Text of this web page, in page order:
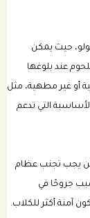
حيث يمكن
عند بلوغها
أو غير مطهية، مثل
التي تدعم
يجب تجنب عظام
جروحًا في
آمنة أكثر للكلاب.